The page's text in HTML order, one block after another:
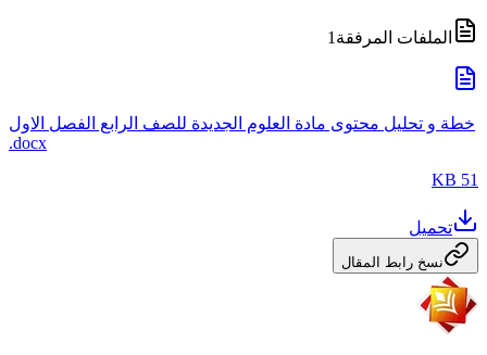
الملفات المرفقة 1
خطة و تحليل محتوى مادة العلوم الجديدة للصف الرابع الفصل الاول
.docx
51 KB
تحميل
نسخ رابط المقال